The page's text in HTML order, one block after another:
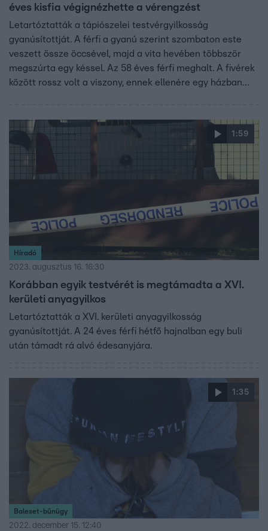
éves kisfia végignézhette a vérengzést
Letartóztatták a tápiószelei testvérgyilkosság
gyanúsítottját. A férfi a gyanú szerint szombaton este
veszett össze öccsével, majd a vita hevében többször
megszúrta egy késsel. Az 58 éves férfi meghalt. A fivérek
között rossz volt a viszony, ennek ellenére egy házban
át a szomszédhoz. A 60 éves férfi – ügyvédje szerint –
nem igazán emlékszik a történtekre.
1:59
Híradó
2023. augusztus 16. 16:30
Korábban egyik testvérét is megtámadta a XVI.
kerületi anyagyilkos
Letartóztatták a XVI. kerületi anyagyilkosság
gyanúsítottját. A 24 éves férfi hétfő hajnalban egy buli
után támadt rá alvó édesanyjára.
1:35
Baleset-bűnügy
2022. december 15. 12:40